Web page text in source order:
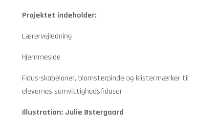
Projektet indeholder:
Lærervejledning
Hjemmeside
Fidus-skabeloner, blomsterpinde og klistermærker til
elevernes samvittighedsfiduser
Illustration: Julie Østergaard